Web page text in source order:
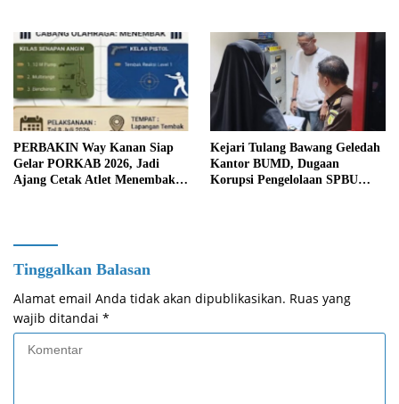
PERBAKIN Way Kanan Siap
Gelar PORKAB 2026, Jadi
Ajang Cetak Atlet Menembak
Kejari Tulang Bawang Geledah
Kantor BUMD, Dugaan
Korupsi Pengelolaan SPBU
Tinggalkan Balasan
Alamat email Anda tidak akan dipublikasikan. Ruas yang
wajib ditandai *